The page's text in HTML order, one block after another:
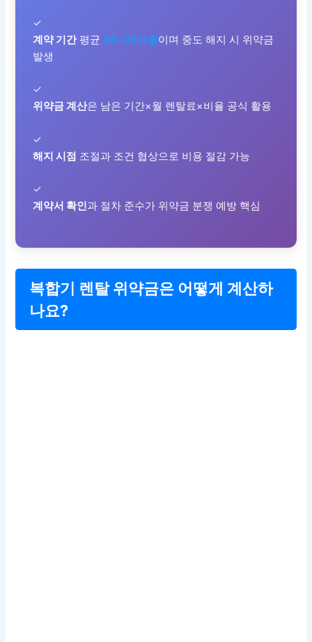
✓
계약 기간평균 24~36개월 이며 중도 해지 시 위약금
발생
✓
위약금 계산은 남은 기간×월 렌탈료×비율 공식 활용
✓
해지 시점 조절과 조건 협상으로 비용 절감 가능
✓
계약서 확인과 절차 준수가 위약금 분쟁 예방 핵심
복합기 렌탈 위약금은 어떻게 계산하
나요?